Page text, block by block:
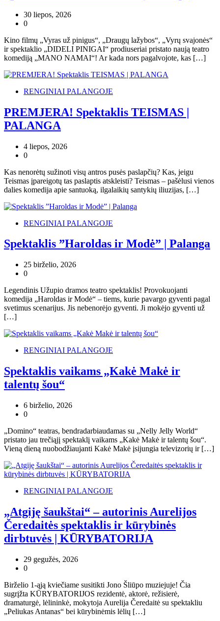
30 liepos, 2026
0
Kino filmų „Vyras už pinigus“, „Draugų lažybos“, „Vyrų svajonės“
ir spektaklio „DIDELI PINIGAI“ prodiuseriai pristato naują teatro
komediją „MANO NAMAI“! Ar kada nors pagalvojote, kas […]
RENGINIAI PALANGOJE
PREMJERA! Spektaklis TEISMAS |
PALANGA
4 liepos, 2026
0
Kas nenorėtų sužinoti visų antros pusės paslapčių? Kas, jeigu
Teismas įpareigotų tas paslaptis atskleisti? Teismas – pašėlusi vienos
dalies komedija apie santuoką, ilgalaikių santykių iliuzijas, […]
RENGINIAI PALANGOJE
Spektaklis ”Haroldas ir Modė” | Palanga
25 birželio, 2026
0
Legendinis Užupio dramos teatro spektaklis! Provokuojanti
komedija „Haroldas ir Modė“ – tiems, kurie pavargo gyventi pagal
svetimus scenarijus. Jis nebenorėjo gyventi. Ji mokėjo gyventi už
[…]
RENGINIAI PALANGOJE
Spektaklis vaikams „Kakė Makė ir
talentų šou“
6 birželio, 2026
0
„Domino“ teatras, bendradarbiaudamas su „Nelly Jelly World“
pristato jau trečiąjį spektaklį vaikams „Kakė Makė ir talentų šou“.
Vieną dieną nuobodžiaujanti Kakė Makė įsijungia televizorių ir […]
RENGINIAI PALANGOJE
„Atgiję šaukštai“ – autorinis Aurelijos
Čeredaitės spektaklis ir kūrybinės
dirbtuvės | KŪRYBATORIJA
29 gegužės, 2026
0
Birželio 1-ąją kviečiame susitikti Jono Šliūpo muziejuje! Čia
sugrįžta KŪRYBATORIJOS rezidentė, aktorė, režisierė,
dramaturgė, lėlininkė, mokytoja Aurelija Čeredaitė su spektakliu
„Peliukas Antanas“ bei kūrybinėmis lėlių […]